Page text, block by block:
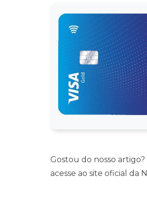
Gostou do nosso artigo?
acesse ao site oficial da